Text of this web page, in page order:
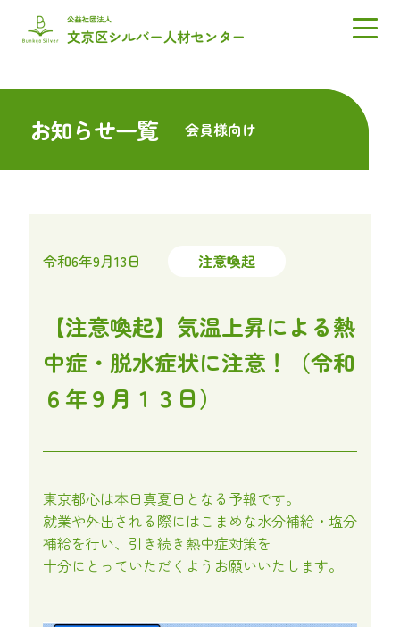
お知らせ一覧 会員様向け
令和6年9月13日 注意喚起
【注意喚起】気温上昇による熱
中症・脱水症状に注意！（令和
６年９月１３日）
東京都心は本日真夏日となる予報です。
就業や外出される際にはこまめな水分補給・塩分
補給を行い、引き続き熱中症対策を
十分にとっていただくようお願いいたします。